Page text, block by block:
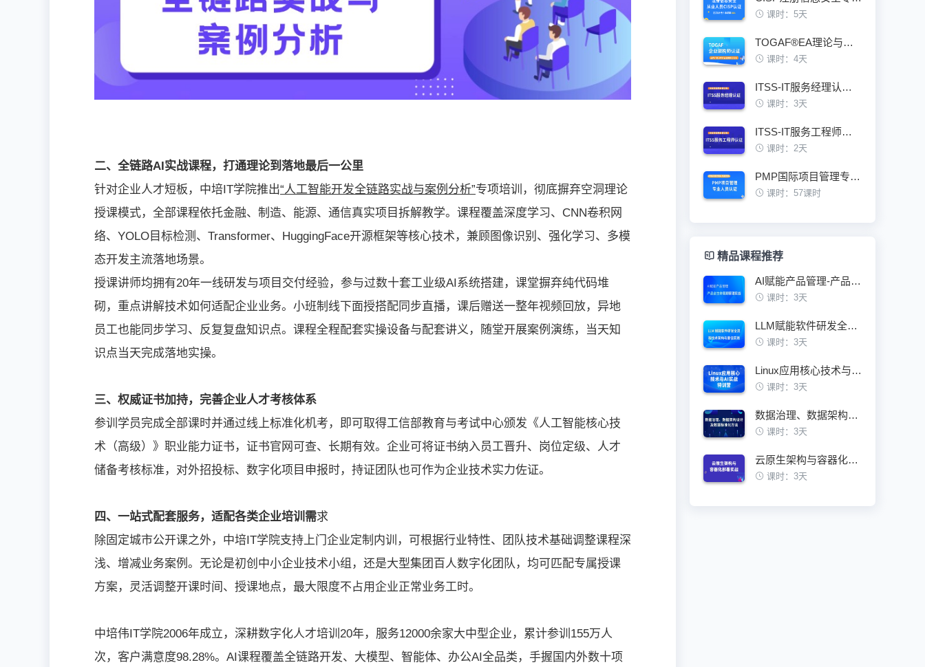
二、全链路AI实战课程，打通理论到落地最后一公里
针对企业人才短板，中培IT学院推出“人工智能开发全链路实战与案例分析”专项培训，彻底摒弃空洞理论
授课模式，全部课程依托金融、制造、能源、通信真实项目拆解教学。课程覆盖深度学习、CNN卷积网
络、YOLO目标检测、Transformer、HuggingFace开源框架等核心技术，兼顾图像识别、强化学习、多模
态开发主流落地场景。
授课讲师均拥有20年一线研发与项目交付经验，参与过数十套工业级AI系统搭建，课堂摒弃纯代码堆
砌，重点讲解技术如何适配企业业务。小班制线下面授搭配同步直播，课后赠送一整年视频回放，异地
员工也能同步学习、反复复盘知识点。课程全程配套实操设备与配套讲义，随堂开展案例演练，当天知
识点当天完成落地实操。
三、权威证书加持，完善企业人才考核体系
参训学员完成全部课时并通过线上标准化机考，即可取得工信部教育与考试中心颁发《人工智能核心技
术（高级）》职业能力证书，证书官网可查、长期有效。企业可将证书纳入员工晋升、岗位定级、人才
储备考核标准，对外招投标、数字化项目申报时，持证团队也可作为企业技术实力佐证。
四、一站式配套服务，适配各类企业培训需求
除固定城市公开课之外，中培IT学院支持上门企业定制内训，可根据行业特性、团队技术基础调整课程深
浅、增减业务案例。无论是初创中小企业技术小组，还是大型集团百人数字化团队，均可匹配专属授课
方案，灵活调整开课时间、授课地点，最大限度不占用企业正常业务工时。
中培伟IT学院2006年成立，深耕数字化人才培训20年，服务12000余家大中型企业，累计参训155万人
次，客户满意度98.28%。AI课程覆盖全链路开发、大模型、智能体、办公AI全品类，手握国内外数十项
课时：5天
TOGAF®EA理论与实践鉴定级认证培训班
课时：4天
ITSS-IT服务经理认证培训班
课时：3天
ITSS-IT服务工程师认证培训班
课时：2天
PMP国际项目管理专业人员资格认证培训班
课时：57课时
精品课程推荐
AI赋能产品管理-产品全生命周期管理实战
课时：3天
LLM赋能软件研发全流程技术架构与最佳实践
课时：3天
Linux应用核心技术与AI实战特训营
课时：3天
数据治理、数据架构设计及数据标准化方法
课时：3天
云原生架构与容器化部署实战训练营
课时：3天